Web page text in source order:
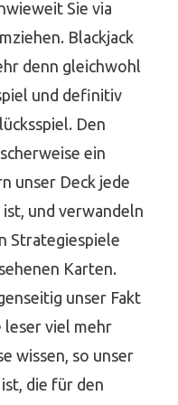
Sie via
Blackjack
denn gleichwohl
und definitiv
Den
ein
unser Deck jede
ist, und verwandeln
Strategiespiele
Karten.
unser Fakt
leser viel mehr
wissen, so unser
die für den